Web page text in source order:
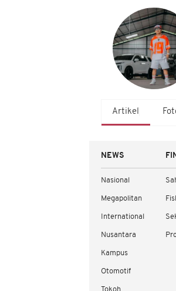
Artikel
NEWS
Nasional
Megapolitan
International
Nusantara
Kampus
Otomotif